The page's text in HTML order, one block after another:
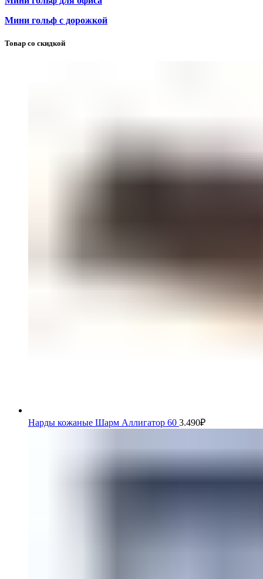
Мини гольф с дорожкой
Товар со скидкой
Нарды кожаные Шарм Аллигатор 60 3.490₽